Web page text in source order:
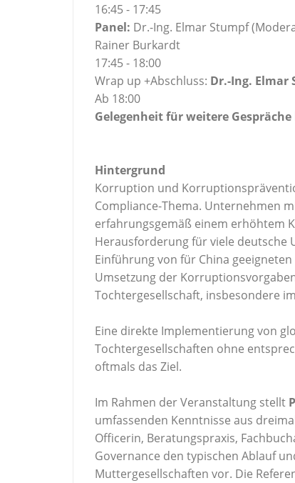
16:45 - 17:45
Panel: Dr.-Ing. Elmar Stumpf
Rainer Burkardt
17:45 - 18:00
Wrap up +Abschluss: Dr.-Ing. Elmar
Ab 18:00
Gelegenheit für weitere
Hintergrund
Korruption und
Compliance-Thema. Unternehmen
erfahrungsgemäß einem erhöhtem
Herausforderung für viele deutsche
Einführung von für China
Umsetzung der
Tochtergesellschaft, insbesondere
Eine direkte Implementierung von
Tochtergesellschaften ohne
oftmals das Ziel.
Im Rahmen der Veranstaltung stellt
umfassenden Kenntnisse aus
Officerin, Beratungspraxis,
Governance den typischen Ablauf
Muttergesellschaften vor. Die